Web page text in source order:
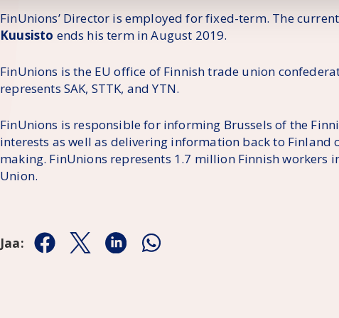
FinUnions’ Director is employed for fixed-term. The
Kuusisto ends his term in August 2019.
FinUnions is the EU office of Finnish trade union
represents SAK, STTK, and YTN.
FinUnions is responsible for informing Brussels of the
interests as well as delivering information back to Finland
making. FinUnions represents 1.7 million Finnish workers
Union.
Jaa: Jaa Facebookissa
Jaa Twitterissä
Jaa Linkedinissä
Jaa Whatsappissa